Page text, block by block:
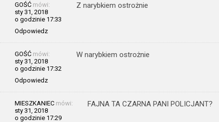
GOŚĆ mówi:
sty 31, 2018
o godzinie 17:33
Odpowiedz
Z narybkiem ostrożnie
GOŚĆ mówi:
sty 31, 2018
o godzinie 17:32
Odpowiedz
W narybkiem ostrożnie
MIESZKANIEC mówi:
sty 31, 2018
o godzinie 17:29
FAJNA TA CZARNA PANI POLICJANT?